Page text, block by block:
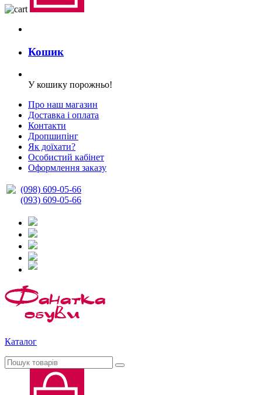
Кошик
У кошику порожньо!
Про наш магазин
Доставка і оплата
Контакти
Дропшипінг
Як доїхати?
Особистий кабінет
Оформлення заказу
(098) 609-05-66
(093) 609-05-66
Каталог